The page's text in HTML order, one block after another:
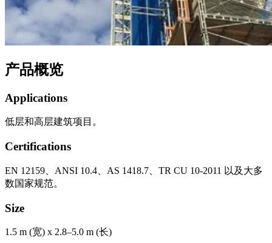
产品概览
Applications
低层和高层建筑项目。
Certifications
EN 12159、ANSI 10.4、AS 1418.7、TR CU 10-2011 以及大多
数国家规范。
Size
1.5 m (宽) x 2.8–5.0 m (长)